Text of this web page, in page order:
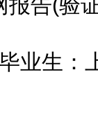
告(验证
生：上